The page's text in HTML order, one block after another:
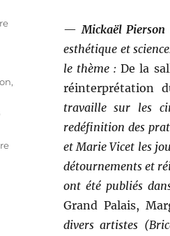
— Mickaël Pierson
esthétique et
le thème :De la
réinterprétation
travaille sur les
redéfinition des
et Marie Vicet les
détournements et
ont été publiés
Grand Palais,
divers artistes
,
sur